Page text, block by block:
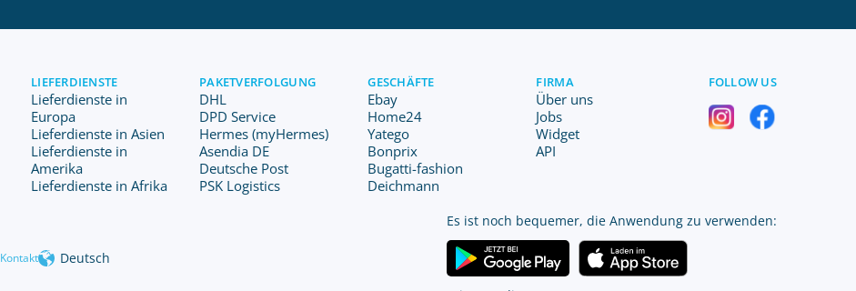
LIEFERDIENSTE
Lieferdienste in
Europa
Lieferdienste in Asien
Lieferdienste in
Amerika
Lieferdienste in Afrika
PAKETVERFOLGUNG
DHL
DPD Service
Hermes (myHermes)
Asendia DE
Deutsche Post
PSK Logistics
GESCHÄFTE
Ebay
Home24
Yatego
Bonprix
Bugatti-fashion
Deichmann
FIRMA
Über uns
Jobs
Widget
API
FOLLOW US
Kontakt Deutsch
Es ist noch bequemer, die Anwendung zu verwenden: